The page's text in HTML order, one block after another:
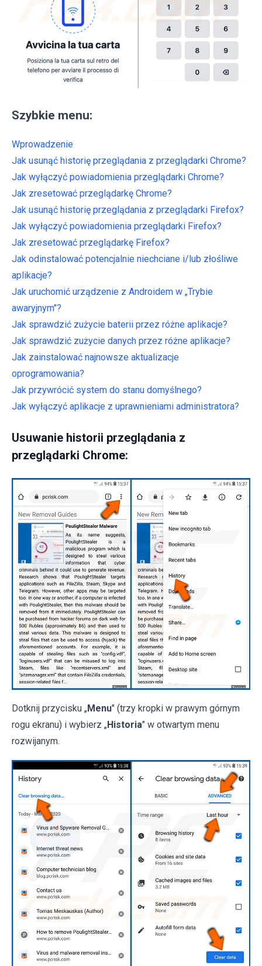
Szybkie menu:
Wprowadzenie
Jak usunąć historię przeglądania z przeglądarki Chrome?
Jak wyłączyć powiadomienia przeglądarki Chrome?
Jak zresetować przeglądarkę Chrome?
Jak usunąć historię przeglądania z przeglądarki Firefox?
Jak wyłączyć powiadomienia przeglądarki Firefox?
Jak zresetować przeglądarkę Firefox?
Jak odinstalować potencjalnie niechciane i/lub złośliwe
aplikacje?
Jak uruchomić urządzenie z Androidem w „Trybie
awaryjnym"?
Jak sprawdzić zużycie baterii przez różne aplikacje?
Jak sprawdzić zużycie danych przez różne aplikacje?
Jak zainstalować najnowsze aktualizacje
oprogramowania?
Jak przywrócić system do stanu domyślnego?
Jak wyłączyć aplikacje z uprawnieniami administratora?
Usuwanie historii przeglądania z
przeglądarki Chrome:
Dotknij przycisku „Menu" (trzy kropki w prawym górnym
rogu ekranu) i wybierz „Historia" w otwartym menu
rozwijanym.